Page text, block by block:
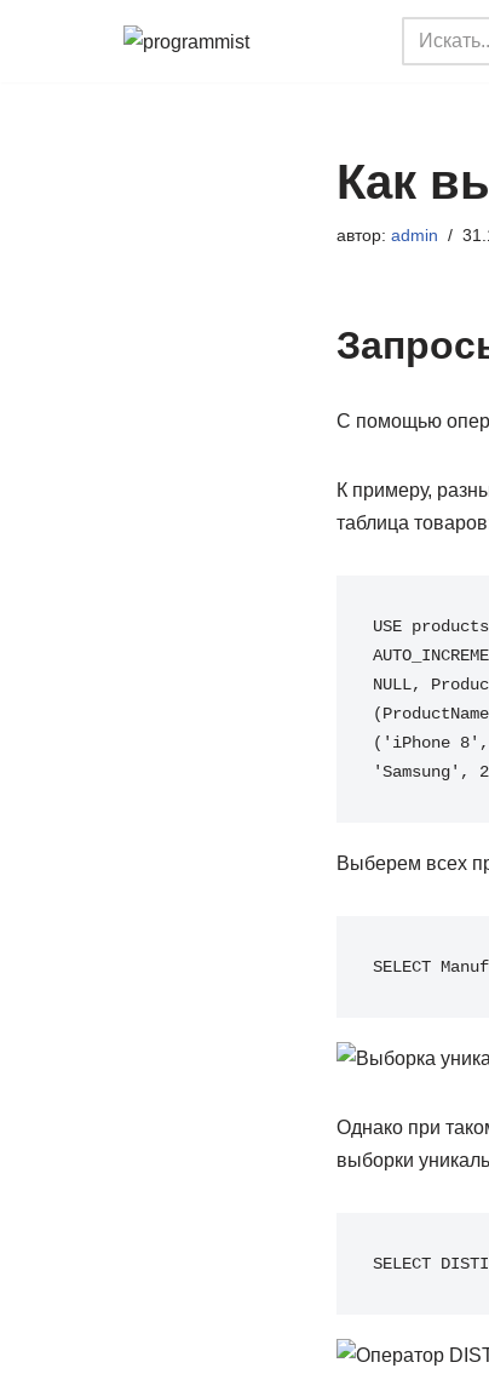
Как
автор: admin
С помощью
К примеру,
таблица
USE
NULL,
('iPhone
'Samsung',
Выберем всех
SELECT
Однако при
выборки
SELECT